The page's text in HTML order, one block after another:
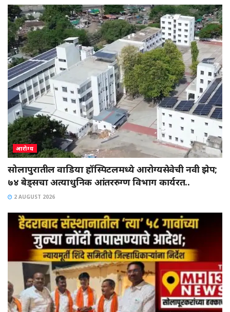
आरोग्य
सोलापुरातील वाडिया हॉस्पिटलमध्ये आरोग्यसेवेची नवी झेप;
७४ बेड्सचा अत्याधुनिक आंतररुग्ण विभाग कार्यरत..
2 AUGUST 2026